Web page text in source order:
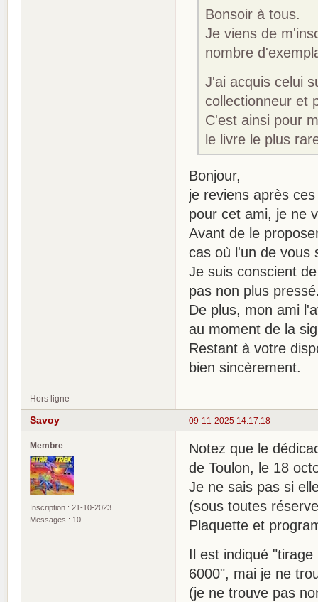
Bonsoir à tous.
Je viens de
nombre
J'ai acquis celui
collectionneur et
C'est ainsi pour
le livre le plus
Bonjour,
je reviens après
pour cet ami, je ne
Avant de le
cas où l'un de vous
Je suis conscient
pas non plus
De plus, mon ami
au moment de la
Restant à votre
bien sincèrement.
Hors ligne
09-11-2025 14:17:18
Savoy
Membre
Inscription : 21-10-2023
Messages : 10
Notez que le
de Toulon, le 18
Je ne sais pas si
(sous toutes
Plaquette et
Il est indiqué
6000", mai je ne
(je ne trouve pas